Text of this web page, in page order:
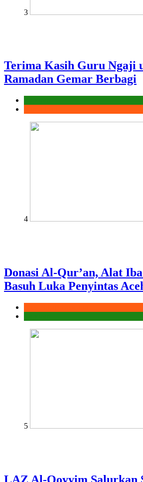
3
Terima Kasih Guru Ngaji
Ramadan Gemar Berbagi
4
Donasi Al-Qur’an, Alat
Basuh Luka Penyintas
5
LAZ Al-Qoyyim Salurkan